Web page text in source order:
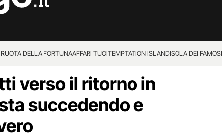
DELLA FORTUNAAFFARI TUOITEMPTATION ISLANDISOLA DEI FAMOSI
verso il ritorno in
succedendo e